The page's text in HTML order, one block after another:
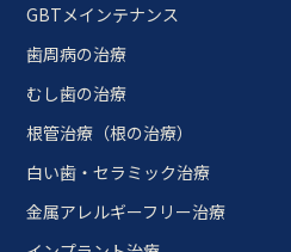
GBTメインテナンス
歯周病の治療
むし歯の治療
根管治療（根の治療）
白い歯・セラミック治療
金属アレルギーフリー治療